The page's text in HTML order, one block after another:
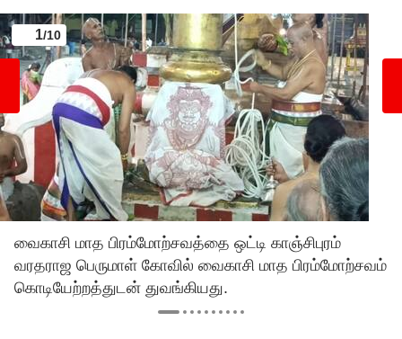
1/10
வைகாசி மாத பிரம்மோற்சவத்தை ஒட்டி காஞ்சிபுரம்
வரதராஜ பெருமாள் கோவில் வைகாசி மாத பிரம்மோற்சவம்
கொடியேற்றத்துடன் துவங்கியது.